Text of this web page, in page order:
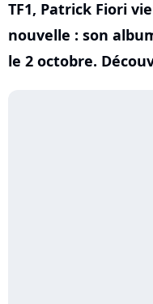
TF1, Patrick Fiori
nouvelle : son
le 2 octobre.